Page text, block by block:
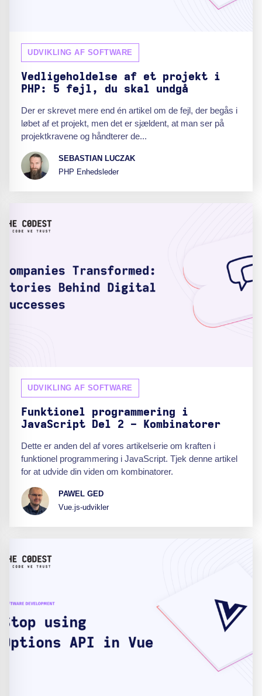
UDVIKLING AF SOFTWARE
Vedligeholdelse af et projekt i
PHP: 5 fejl, du skal undgå
Der er skrevet mere end én artikel om de fejl, der begås i
løbet af et projekt, men det er sjældent, at man ser på
projektkravene og håndterer de...
SEBASTIAN LUCZAK
PHP Enhedsleder
UDVIKLING AF SOFTWARE
Funktionel programmering i
JavaScript Del 2 - Kombinatorer
Dette er anden del af vores artikelserie om kraften i
funktionel programmering i JavaScript. Tjek denne artikel
for at udvide din viden om kombinatorer.
PAWEL GED
Vue.js-udvikler